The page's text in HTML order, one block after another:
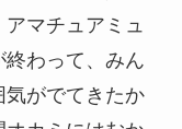
マチュアミュ
わって、みん
気がでてきたか